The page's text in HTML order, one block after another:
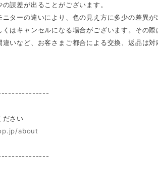
誤差が出ることがございます。
ニターの違いにより、色の見え方に多少の差異
くはキャンセルになる場合がございます。その
違いなど、お客さまご都合による交換、返品は
ださい
about